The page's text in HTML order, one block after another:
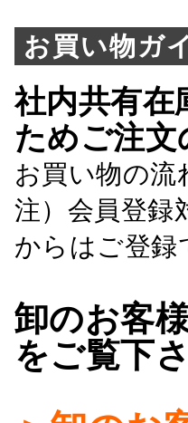
お買い
社内共有在
ためご注
お買い物の流
注）会員登録
からはご登録
卸のお客
をご覧下さ